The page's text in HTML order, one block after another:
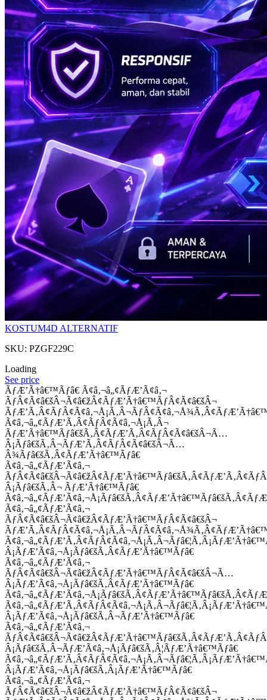
KOSTUM4D ALTERNATIF
SKU: PZGF229C
Loading
See price
ÃƒÆ’Ã†â€™Ãƒâ€ Ã¢â‚¬â„¢ÃƒÆ’Ã¢â‚¬
ÃƒÂ¢Ã¢â€šÂ¬Ã¢â€žÂ¢ÃƒÆ’Ã†â€™ÃƒÂ¢Ã¢â€šÂ¬
Ã¢â‚¬â„¢ÃƒÆ’Ã‚Â¢ÃƒÂ¢Ã¢â‚¬Å¡Ã‚Â¬
ÃƒÆ’Ã†â€™Ãƒâ€šÃ‚Â¢ÃƒÆ’Ã‚Â¢ÃƒÂ¢Ã¢â€šÂ¬Ã…
Â¡Ãƒâ€šÃ‚Â¬ÃƒÆ’Ã‚Â¢ÃƒÂ¢Ã¢â€šÂ¬Ã…
Â¾Ãƒâ€šÃ‚Â¢ÃƒÆ’Ã†â€™Ãƒâ€
Ã¢â‚¬â„¢ÃƒÆ’Ã¢â‚¬
Â¡Ãƒâ€šÃ‚Â¬ ÃƒÆ’Ã†â€™Ãƒâ€
Ã¢â‚¬â„¢ÃƒÆ’Ã¢â‚¬
ÃƒÂ¢Ã¢â€šÂ¬Ã¢â€žÂ¢ÃƒÆ’Ã†â€™ÃƒÂ¢Ã¢â€šÂ¬
Â¡ÃƒÆ’Ã¢â‚¬Å¡Ãƒâ€šÃ‚Â¢ÃƒÆ’Ã†â€™Ãƒâ€
Ã¢â‚¬â„¢ÃƒÆ’Ã¢â‚¬
ÃƒÂ¢Ã¢â€šÂ¬Ã¢â€žÂ¢ÃƒÆ’Ã†â€™ÃƒÂ¢Ã¢â€šÂ¬Ã…
Â¡ÃƒÆ’Ã¢â‚¬Å¡Ãƒâ€šÃ‚Â¢ÃƒÆ’Ã†â€™Ãƒâ€
Â¡ÃƒÆ’Ã¢â‚¬Å¡Ãƒâ€šÃ‚Â¬ÃƒÆ’Ã†â€™Ãƒâ€
Ã¢â‚¬â„¢ÃƒÆ’Ã¢â‚¬
Â¡Ãƒâ€šÃ‚Â¬ÃƒÆ’Ã¢â‚¬Å¡Ãƒâ€šÃ‚Â¦ÃƒÆ’Ã†â€™Ãƒâ€
Â¡ÃƒÆ’Ã¢â‚¬Å¡Ãƒâ€šÃ‚Â¡ÃƒÆ’Ã†â€™Ãƒâ€
Ã¢â‚¬â„¢ÃƒÆ’Ã¢â‚¬
ÃƒÂ¢Ã¢â€šÂ¬Ã¢â€žÂ¢ÃƒÆ’Ã†â€™ÃƒÂ¢Ã¢â€šÂ¬